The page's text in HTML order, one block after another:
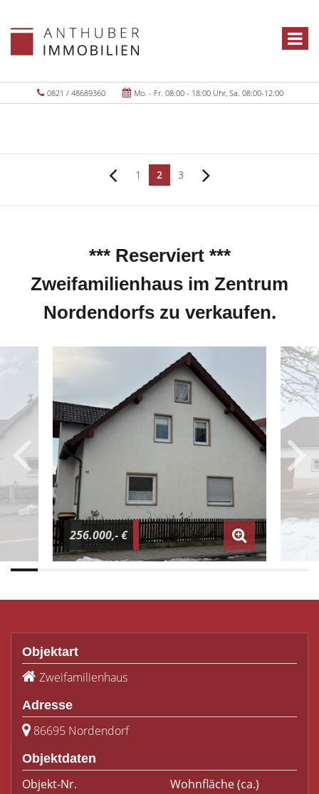
0821 / 48689360 Mo. - Fr. 08:00 - 18:00 Uhr, Sa. 08:00-12:00
1 2 3
*** Reserviert ***
Zweifamilienhaus im Zentrum
Nordendorfs zu verkaufen.
256.000,- €
Objektart
Zweifamilienhaus
Adresse
86695 Nordendorf
Objektdaten
Objekt-Nr.
Wohnfläche(ca.)